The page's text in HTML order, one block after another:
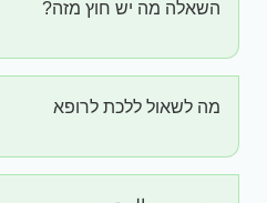
השאלה מה יש חוץ מזה?
מה לשאול ללכת לרופא